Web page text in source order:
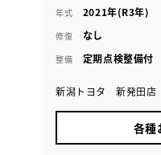
年式 2021年(R3年)
修復 なし
整備 定期点検整備付
新潟トヨタ 新発田店
各種